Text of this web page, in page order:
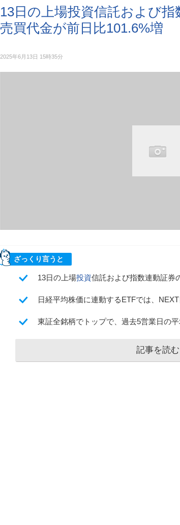
13日の上場投資信託および
売買代金が前日比101.6%増
2025年6月13日 15時35分
ざっくり言うと
13日の上場投資信託および指数連動証券
日経平均株価に連動するETFでは、
東証全銘柄でトップで、過去5営業日の
記事を読む